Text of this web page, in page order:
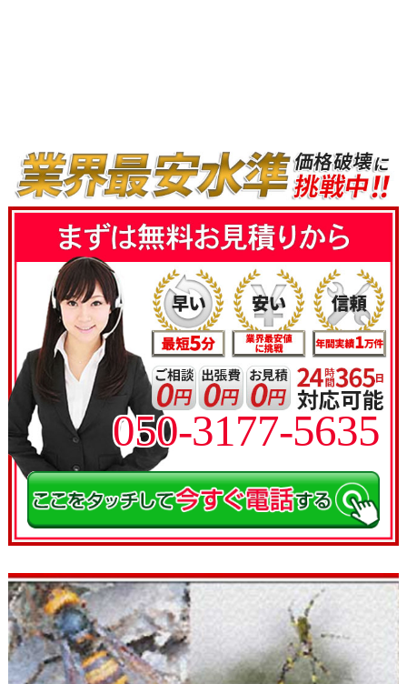
050-3177-5635